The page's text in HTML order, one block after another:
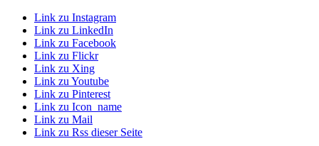
Link zu Instagram
Link zu LinkedIn
Link zu Facebook
Link zu Flickr
Link zu Xing
Link zu Youtube
Link zu Pinterest
Link zu Icon_name
Link zu Mail
Link zu Rss dieser Seite